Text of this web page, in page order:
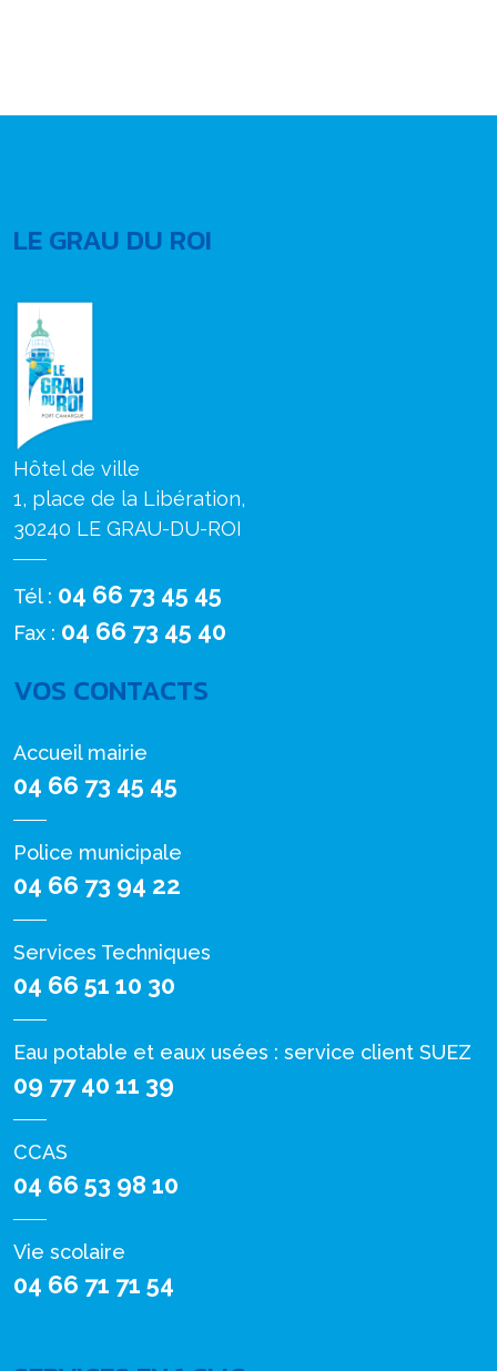
LE GRAU DU ROI
Hôtel de ville
1, place de la Libération,
30240 LE GRAU-DU-ROI
Tél : 04 66 73 45 45
Fax : 04 66 73 45 40
VOS CONTACTS
Accueil mairie
04 66 73 45 45
Police municipale
04 66 73 94 22
Services Techniques
04 66 51 10 30
Eau potable et eaux usées : service client SUEZ
09 77 40 11 39
CCAS
04 66 53 98 10
Vie scolaire
04 66 71 71 54